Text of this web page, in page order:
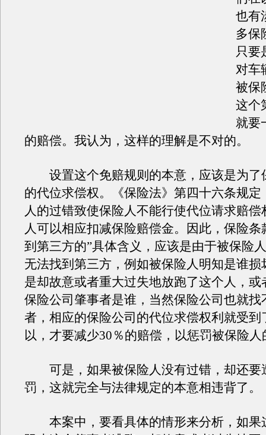
也有
多保
只要
对车
被保
这个
就要
的赔偿。我认为，这样的理解是不对的。
设置这个免赔规则的本意，应该是为了
的代位求偿权。《保险法》第四十六条规定
人的过错致使保险人不能行使代位请求赔偿
人可以相应扣减保险赔偿金。因此，保险条
到第三方的”具体含义，应该是由于被保险
无法找到第三方，例如被保险人明知是谁损
是却故意或者重大过失地放跑了这个人，或
保险公司肇事者是谁，当然保险公司也就找
者，相应的保险公司的代位求偿权利就受到
以，才要减少30％的赔偿，以惩罚被保险人
可是，如果被保险人没有过错，却还要
罚，这就完全与法律规定的本意相违背了。
本案中，要看具体的情形来分析，如果